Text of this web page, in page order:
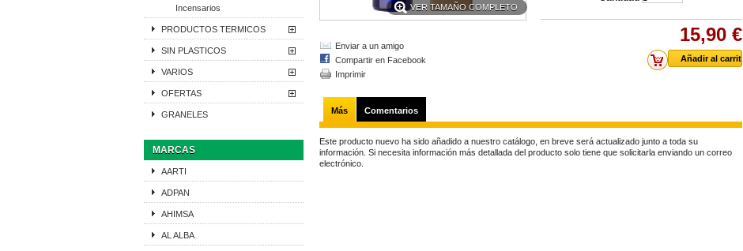
Incensarios
PRODUCTOS TERMICOS
SIN PLASTICOS
VARIOS
OFERTAS
GRANELES
MARCAS
AARTI
ADPAN
AHIMSA
AL ALBA
VER TAMAÑO COMPLETO
Enviar a un amigo
Compartir en Facebook
Imprimir
15,90 €
Más Comentarios
Este producto nuevo ha sido añadido a nuestro catálogo, en breve será actualizado junto a toda su
información. Si necesita información más detallada del producto solo tiene que solicitarla enviando un correo
electrónico.